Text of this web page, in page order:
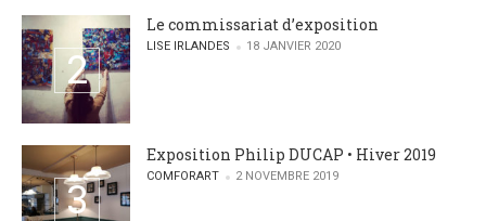
Le commissariat d’exposition
POSTED BY
LISE IRLANDES 18 JANVIER 2020
Exposition Philip DUCAP • Hiver 2019
POSTED BY
COMFORART 2 NOVEMBRE 2019